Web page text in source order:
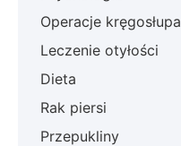
Operacje kręgosłupa
Leczenie otyłości
Dieta
Rak piersi
Przepukliny